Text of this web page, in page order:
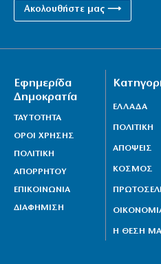
Ακολουθήστε μας ⟶
Εφημερίδα
Δημοκρατία
ΤΑΥΤΟΤΗΤΑ
ΟΡΟΙ ΧΡΗΣΗΣ
ΠΟΛΙΤΙΚΗ
ΑΠΟΡΡΗΤΟΥ
ΕΠΙΚΟΙΝΩΝΙΑ
ΔΙΑΦΗΜΙΣΗ
ΕΛΛΑΔΑ
ΠΟΛΙΤΙΚΗ
ΑΠΟΨΕΙΣ
ΚΟΣΜΟΣ
Η ΘΕΣΗ